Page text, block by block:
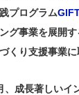
プログラム
グ事業を展開す
くり支援事業に
、成長著しいイ